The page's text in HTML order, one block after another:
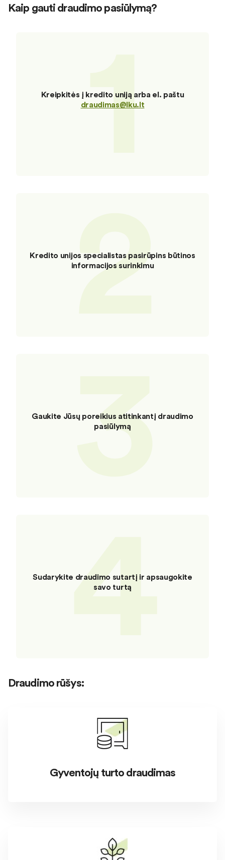
Kaip gauti draudimo pasiūlymą?
1
Kreipkitės į kredito uniją arba el. paštu
draudimas@lku.lt
2
Kredito unijos specialistas pasirūpins būtinos
informacijos surinkimu
3
Gaukite Jūsų poreikius atitinkantį draudimo
pasiūlymą
4
Sudarykite draudimo sutartį ir apsaugokite
savo turtą
Draudimo rūšys:
Gyventojų turto draudimas